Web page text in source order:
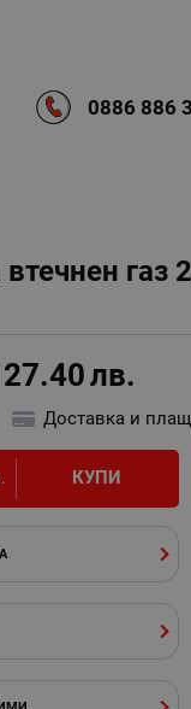
0886 886
газ
лв.
Доставка и
КУПИ